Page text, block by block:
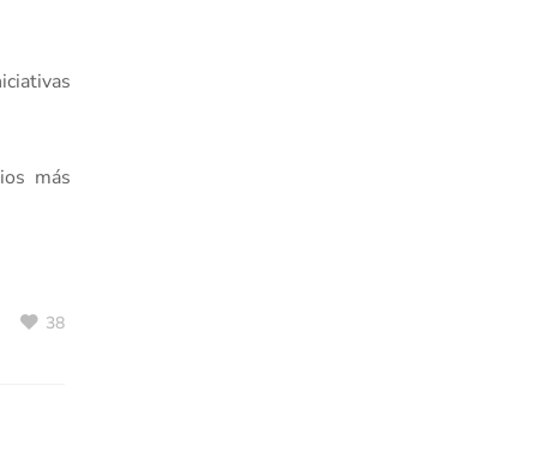
más
38